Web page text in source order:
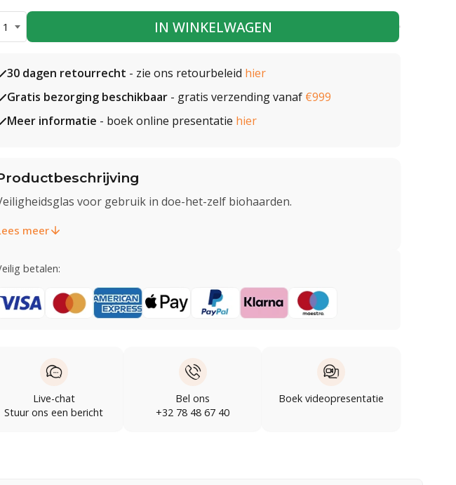
1 IN WINKELWAGEN
30 dagen retourrecht - zie ons retourbeleid hier
Gratis bezorging beschikbaar - gratis verzending vanaf €999
Meer informatie - boek online presentatie hier
voor gebruik in doe-het-zelf biohaarden.
meer
betalen:
Live-chat
Stuur ons een bericht
Bel ons
+32 78 48 67 40
Boek videopresentatie